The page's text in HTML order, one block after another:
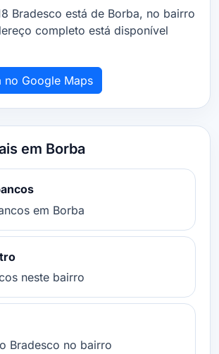
Bradesco está de Borba, no bairro
completo está disponível
no Google Maps
em Borba
em Borba
neste bairro
Bradesco no bairro